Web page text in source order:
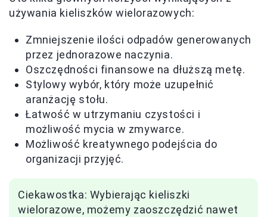
używania kieliszków wielorazowych:
Zmniejszenie ilości odpadów generowanych
przez jednorazowe naczynia.
Oszczędności finansowe na dłuższą metę.
Stylowy wybór, który może uzupełnić
aranżację stołu.
Łatwość w utrzymaniu czystości i
możliwość mycia w zmywarce.
Możliwość kreatywnego podejścia do
organizacji przyjęć.
Ciekawostka: Wybierając kieliszki
wielorazowe, możemy zaoszczędzić nawet